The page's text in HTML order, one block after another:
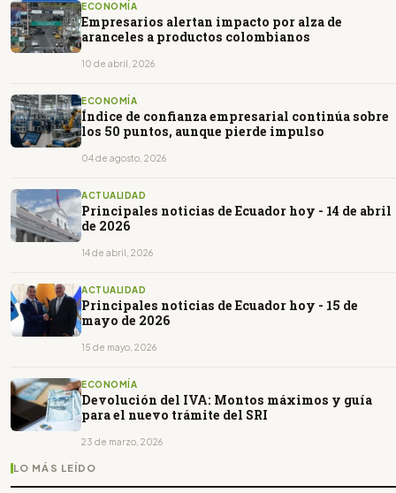
ECONOMÍA
Empresarios alertan impacto por alza de
aranceles a productos colombianos
10 de abril, 2026
ECONOMÍA
Índice de confianza empresarial continúa sobre
los 50 puntos, aunque pierde impulso
04 de agosto, 2026
ACTUALIDAD
Principales noticias de Ecuador hoy - 14 de abril
de 2026
14 de abril, 2026
ACTUALIDAD
Principales noticias de Ecuador hoy - 15 de
mayo de 2026
15 de mayo, 2026
ECONOMÍA
Devolución del IVA: Montos máximos y guía
para el nuevo trámite del SRI
23 de marzo, 2026
LO MÁS LEÍDO